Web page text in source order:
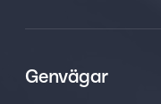
Genvägar